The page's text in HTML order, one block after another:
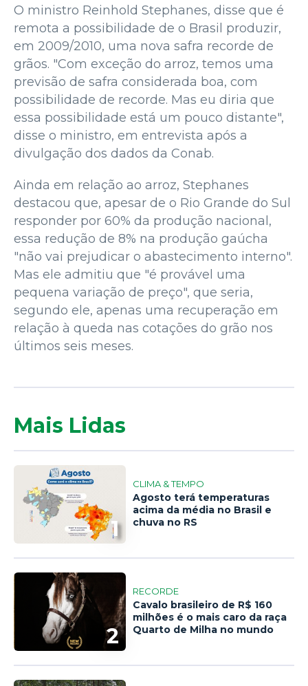
O ministro Reinhold Stephanes, disse que é
remota a possibilidade de o Brasil produzir,
em 2009/2010, uma nova safra recorde de
grãos. "Com exceção do arroz, temos uma
previsão de safra considerada boa, com
possibilidade de recorde. Mas eu diria que
essa possibilidade está um pouco distante",
disse o ministro, em entrevista após a
divulgação dos dados da Conab.
Ainda em relação ao arroz, Stephanes
destacou que, apesar de o Rio Grande do Sul
responder por 60% da produção nacional,
essa redução de 8% na produção gaúcha
"não vai prejudicar o abastecimento interno".
Mas ele admitiu que "é provável uma
pequena variação de preço", que seria,
segundo ele, apenas uma recuperação em
relação à queda nas cotações do grão nos
últimos seis meses.
Mais Lidas
1
CLIMA & TEMPO
Agosto terá temperaturas
acima da média no Brasil e
chuva no RS
2
RECORDE
Cavalo brasileiro de R$ 160
milhões é o mais caro da raça
Quarto de Milha no mundo